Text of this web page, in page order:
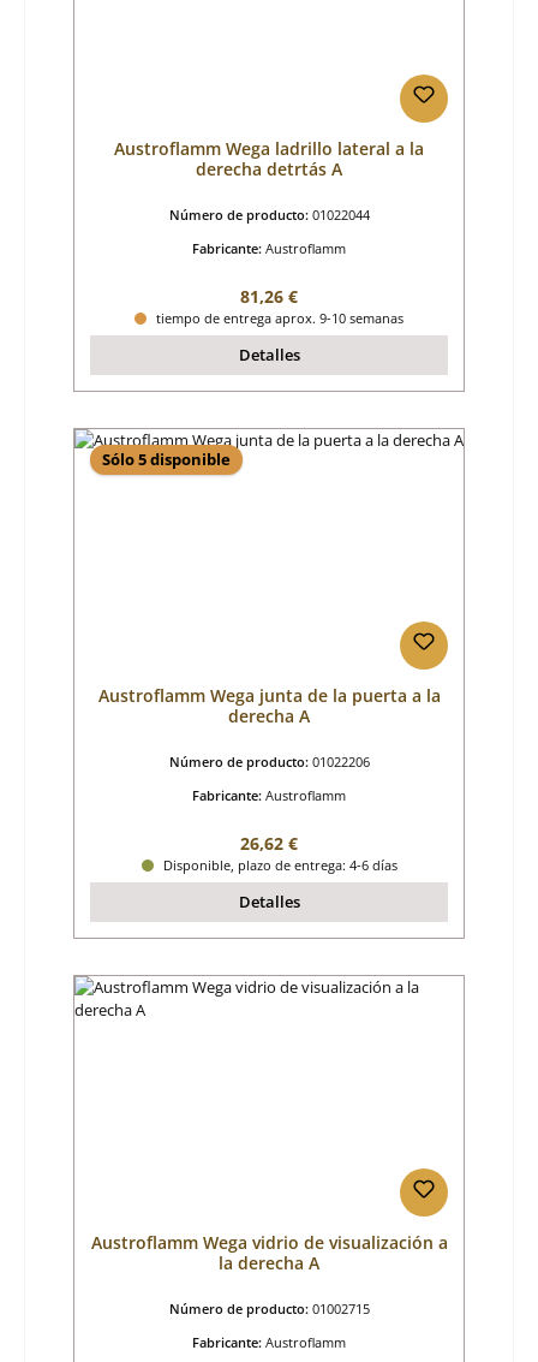
Austroflamm Wega ladrillo lateral a la
derecha detrtás A
Número de producto: 01022044
Fabricante: Austroflamm
Precio normal:
81,26 €
tiempo de entrega aprox. 9-10 semanas
Detalles
Sólo 5 disponible
Austroflamm Wega junta de la puerta a la
derecha A
Número de producto: 01022206
Fabricante: Austroflamm
Precio normal:
26,62 €
Disponible, plazo de entrega: 4-6 días
Detalles
Austroflamm Wega vidrio de visualización a
la derecha A
Número de producto: 01002715
Fabricante: Austroflamm